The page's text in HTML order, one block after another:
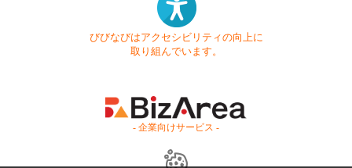
びびなびはアクセシビリティの向上に
取り組んでいます。
- 企業向けサービス -